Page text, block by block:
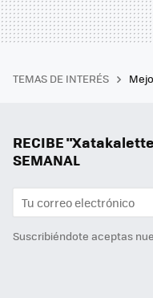
TEMAS DE INTERÉS
RECIBE
SEMANAL
Suscribiéndote aceptas